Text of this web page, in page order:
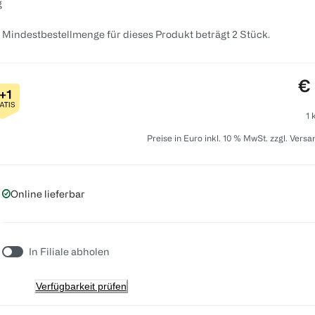
Mindestbestellmenge für dieses Produkt beträgt 2 Stück.
€
1
Preise in Euro inkl. 10 % MwSt. zzgl.
Online lieferbar
In Filiale abholen
Verfügbarkeit prüfen